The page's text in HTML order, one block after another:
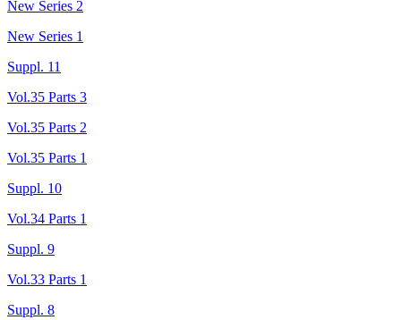
New Series 2
New Series 1
Suppl. 11
Vol.35 Parts 3
Vol.35 Parts 2
Vol.35 Parts 1
Suppl. 10
Vol.34 Parts 1
Suppl. 9
Vol.33 Parts 1
Suppl. 8